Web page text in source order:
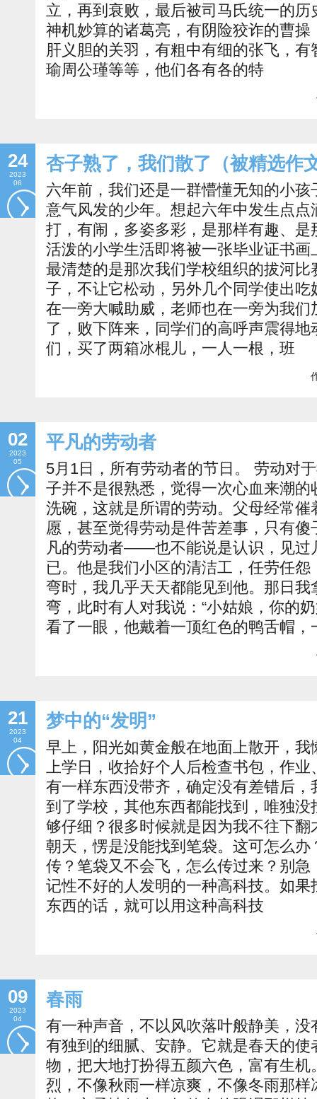
立，再到衰败，最后被司马氏统一的
神机妙算的诸葛亮，有阴险狡诈的曹
肝义胆的关羽，有粗中有细的张飞，
瑜周公瑾等等，他们各有各的特
24
2023
06
杏子熟了，我们散了（被精选作
六年前，我们还是一群懵懂无知的小
意气风发的少年。想起六年中发生点
打，有闹，多姿多彩，是那样有趣、
活泼的小学生活即将被一张毕业证书
最清楚的是那次我们学校组织的拔河
子，不让它松动，另外几个同学使出
在一旁大喊助威，老师也在一旁为我
了，败下阵来，同学们的高呼声震得
们，买了两箱冰棍儿，一人一根，班
02
2023
05
平凡的劳动者
5月1日，所有劳动者的节日。 劳动对
子并不是很熟悉，觉得一次心血来潮
洗碗，这就是所谓的劳动。父母经常
愿，甚至觉得劳动是件苦差事，只有
凡的劳动者——也不能说是认识，见过
已。他是我们小区的清洁工，任劳任
弯时，我几乎天天都能见到他。那日
弯，此时有人对我说：“小姑娘，你的
看了一眼，他戴着一顶红色的鸭舌帽，
21
2023
04
梦中的“发明”
早上，阳光如黄金般在地面上散开，
上学日，收拾好个人后检查书包，作
有一样东西没带齐，确定没有差错后
到了学校，其他东西都能找到，唯独
够仔细？很多时候就是因为我不往下
朝天，愣是没能找到笔袋。这可怎么
传？笔袋又不会飞，怎么传过来？别
记性不好的人发明的一种高科技。如
东西的话，就可以用这种高科技
09
2023
04
春雨
有一种声音，不以风吹落叶般静美，
有独到的细腻、安静。它就是春天的
物，把大地打扮得五颜六色，富有生
烈，不像秋雨一样凉爽，不像冬雨那